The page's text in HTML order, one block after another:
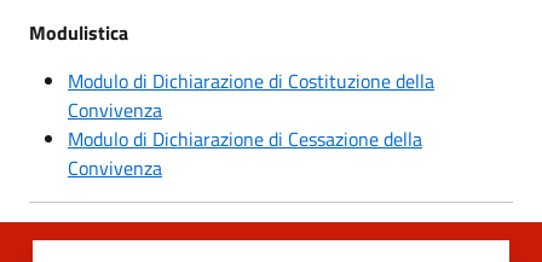
Modulistica
Modulo di Dichiarazione di Costituzione della
Convivenza
Modulo di Dichiarazione di Cessazione della
Convivenza